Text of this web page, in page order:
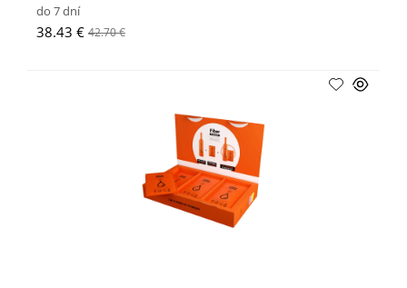
do 7 dní
38.43 € 42.70 €